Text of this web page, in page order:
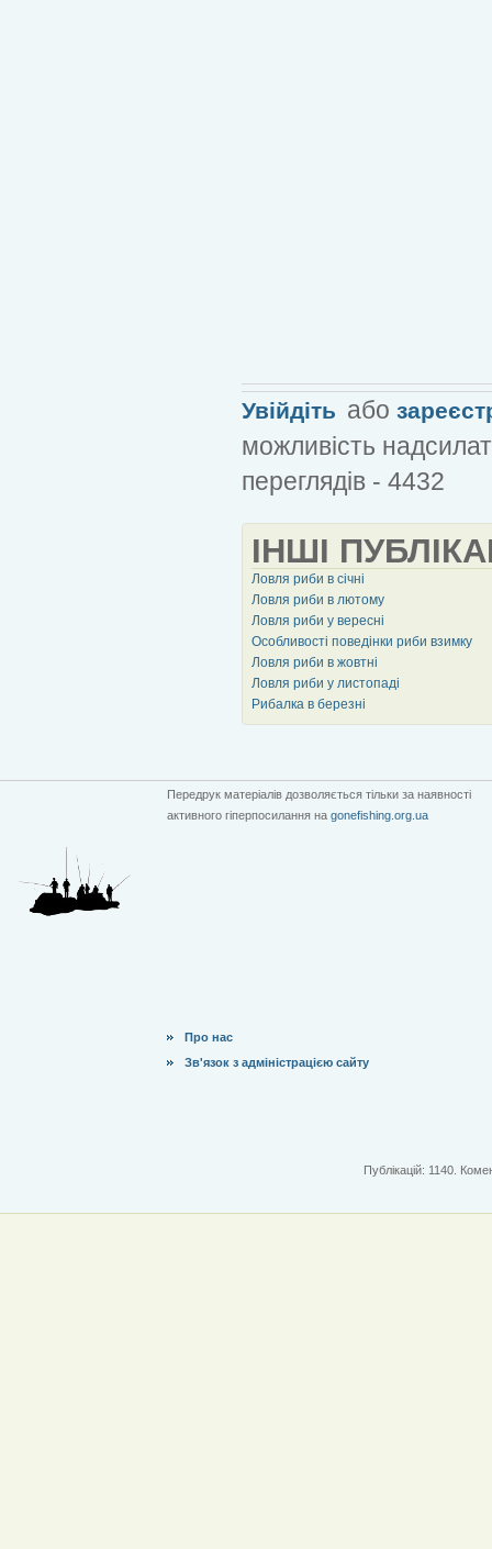
Увійдіть або
можливість
переглядів - 4432
ІНШІ
Ловля риби в січні
Ловля риби в лютому
Ловля риби у вересні
Особливості поведінки риби взимку
Ловля риби в жовтні
Ловля риби у листопаді
Рибалка в березні
Передрук матеріалів дозволяється тільки за наявності
активного гіперпосилання на gonefishing.org.ua
Про нас
Зв'язок з адміністрацією сайту
Публікацій: 1140.